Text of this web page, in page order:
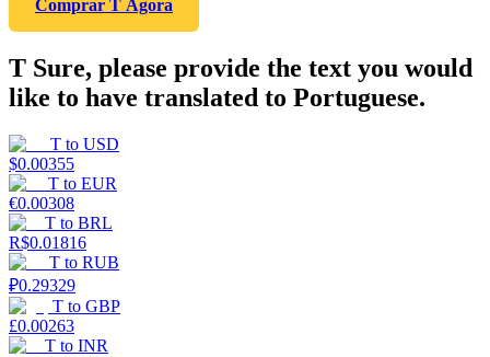
Comprar T Agora
T Sure, please provide the text you would
like to have translated to Portuguese.
T to USD
$0.00355
T to EUR
€0.00308
T to BRL
R$0.01816
T to RUB
₽0.29329
T to GBP
£0.00263
T to INR